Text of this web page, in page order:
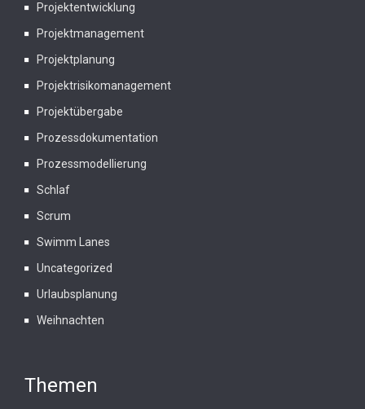
Projektentwicklung
Projektmanagement
Projektplanung
Projektrisikomanagement
Projektübergabe
Prozessdokumentation
Prozessmodellierung
Schlaf
Scrum
Swimm Lanes
Uncategorized
Urlaubsplanung
Weihnachten
Themen